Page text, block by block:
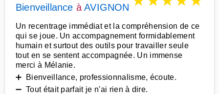
Bienveillance àAVIGNON
Un recentrage immédiat et la compréhension de ce
qui se joue. Un accompagnement formidablement
humain et surtout des outils pour travailler seule
tout en se sentent accompagnée. Un immense
merci à Mélanie.
➕ Bienveillance, professionnalisme, écoute.
➖ Tout était parfait je n'ai rien à dire.